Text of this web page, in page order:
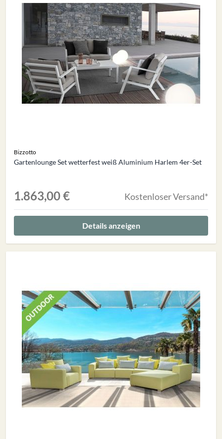
Bizzotto
Gartenlounge Set wetterfest weiß Aluminium Harlem 4er-Set
1.863,00 € Kostenloser Versand*
Details anzeigen